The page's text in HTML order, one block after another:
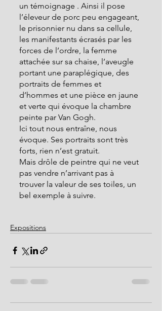
un témoignage . Ainsi il pose
l’éleveur de porc peu engageant,
le prisonnier nu dans sa cellule,
les manifestants écrasés par les
forces de l’ordre, la femme
attachée sur sa chaise, l’aveugle
portant une paraplégique, des
portraits de femmes et
d’hommes et une pièce en jaune
et verte qui évoque la chambre
peinte par Van Gogh.
Ici tout nous entraîne, nous
évoque. Ses portraits sont très
forts, rien n’est gratuit.
Mais drôle de peintre qui ne veut
pas vendre n’arrivant pas à
trouver la valeur de ses toiles, un
bel exemple à suivre.
Expositions